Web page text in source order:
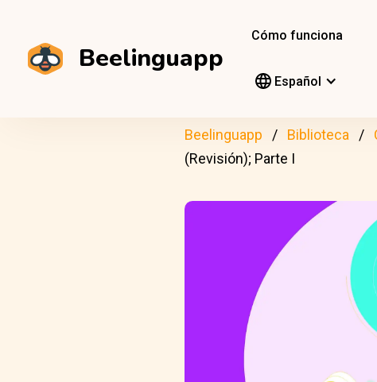
Beelinguapp
Cómo funciona
Español
Beelinguapp Biblioteca
(Revisión); Parte I